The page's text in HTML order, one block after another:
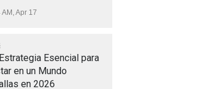
AM, Apr 17
Esencial para
en un Mundo
en 2026